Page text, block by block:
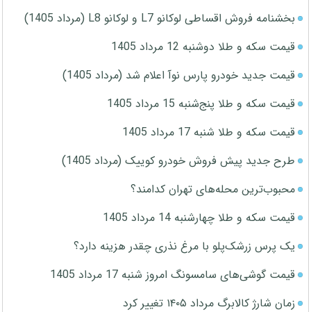
بخشنامه فروش اقساطی لوکانو L7 و لوکانو L8 (مرداد 1405)
قیمت سکه و طلا دوشنبه 12 مرداد 1405
قیمت جدید خودرو پارس نوآ اعلام شد (مرداد 1405)
قیمت سکه و طلا پنج‌شنبه 15 مرداد 1405
قیمت سکه و طلا شنبه 17 مرداد 1405
طرح جدید پیش فروش خودرو کوییک (مرداد 1405)
محبوب‌ترین محله‌های تهران کدامند؟
قیمت سکه و طلا چهارشنبه 14 مرداد 1405
یک پرس زرشک‌پلو با مرغ نذری چقدر هزینه دارد؟
قیمت گوشی‌های سامسونگ امروز شنبه 17 مرداد 1405
زمان شارژ کالابرگ مرداد ۱۴۰۵ تغییر کرد